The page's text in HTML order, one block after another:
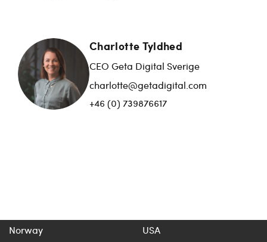
Charlotte Tyldhed
CEO Geta Digital Sverige
charlotte@getadigital.com
+46 (0) 739876617
Norway USA